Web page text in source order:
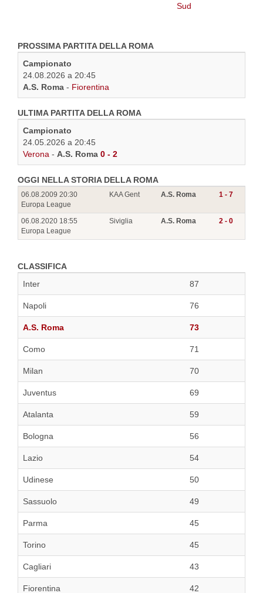
PROSSIMA PARTITA DELLA ROMA
Campionato
24.08.2026 a 20:45
A.S. Roma - Fiorentina
ULTIMA PARTITA DELLA ROMA
Campionato
24.05.2026 a 20:45
Verona - A.S. Roma 0 - 2
OGGI NELLA STORIA DELLA ROMA
06.08.2009 20:30
Europa League
KAA Gent A.S. Roma 1 - 7
06.08.2020 18:55
Europa League
Siviglia A.S. Roma 2 - 0
CLASSIFICA
Inter
87
Napoli 76
A.S. Roma 73
Como 71
Milan 70
Juventus 69
Atalanta 59
Bologna 56
Lazio 54
Udinese 50
Sassuolo 49
Parma 45
Torino 45
Cagliari 43
Fiorentina 42